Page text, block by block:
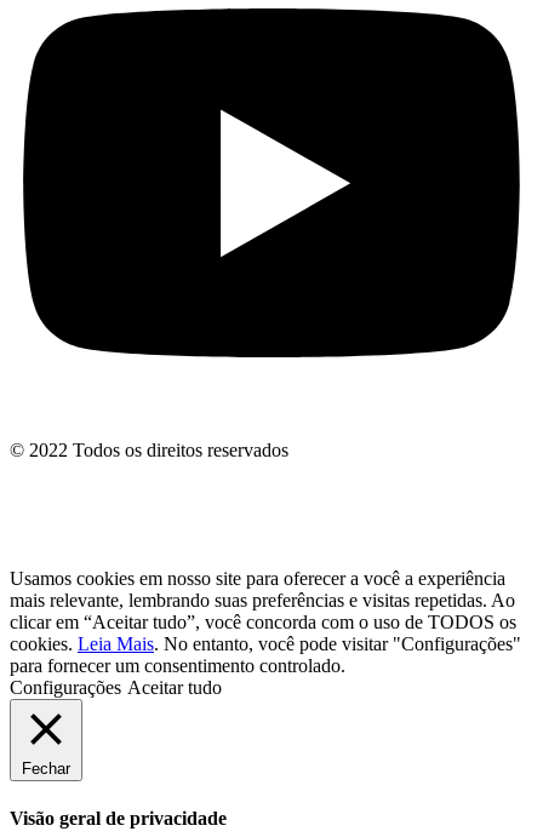
© 2022 Todos os direitos reservados
Usamos cookies em nosso site para oferecer a você a experiência
mais relevante, lembrando suas preferências e visitas repetidas. Ao
clicar em “Aceitar tudo”, você concorda com o uso de TODOS os
cookies. Leia Mais. No entanto, você pode visitar "Configurações"
para fornecer um consentimento controlado.
Configurações Aceitar tudo
Fechar
Visão geral de privacidade